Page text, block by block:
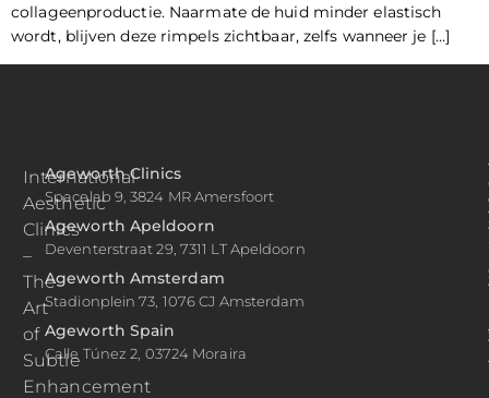
collageenproductie. Naarmate de huid minder elastisch
wordt, blijven deze rimpels zichtbaar, zelfs wanneer je […]
International
Aesthetic
Clinics
–
The
Art
of
Subtle
Enhancement
Ageworth Clinics
Spacelab 9, 3824 MR Amersfoort
Ageworth Apeldoorn
Deventerstraat 29, 7311 LT Apeldoorn
Ageworth Amsterdam
Stadionplein 73, 1076 CJ Amsterdam
Ageworth Spain
Calle Túnez 2, 03724 Moraira